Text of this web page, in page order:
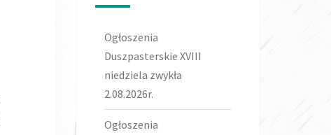
Ogłoszenia
Duszpasterskie XVIII
niedziela zwykła
2.08.2026r.
Ogłoszenia